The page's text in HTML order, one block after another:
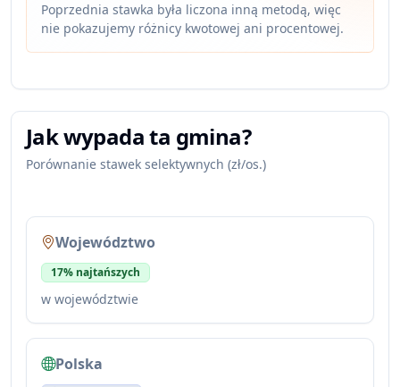
Poprzednia stawka była liczona inną metodą, więc
nie pokazujemy różnicy kwotowej ani procentowej.
Jak wypada ta gmina?
Porównanie stawek selektywnych (zł/os.)
Województwo
17% najtańszych
w województwie
Polska